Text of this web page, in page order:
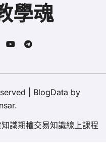
學魂
BlogData by
.
識期權交易知識線上課程